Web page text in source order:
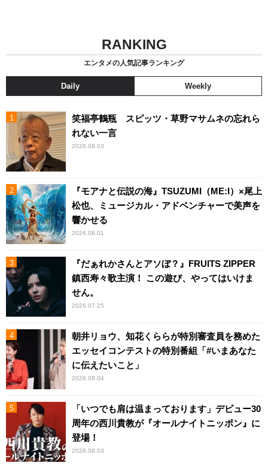
RANKING
エンタメの人気記事ランキング
Daily Weekly
笑福亭鶴瓶 スピッツ・草野マサムネの忘れら
れない一言
2026.08.03
『モアナと伝説の海』TSUZUMI（ME:I）×尾上
松也、ミュージカル・アドベンチャーで美声を
響かせる
2026.08.01
『だぁれかさんとアソぼ？』FRUITS ZIPPER
鎮西寿々歌主演！ この遊び、やってはいけま
せん。
2026.07.25
朝井リョウ、知花くららが特別審査員を務めた
エッセイコンテストの特別番組「#いまあなた
に伝えたいこと」
2026.08.04
「いつでも肩は温まっております」デビュー30
周年の西川貴教が『オールナイトニッポン』に
登場！
2026.08.03